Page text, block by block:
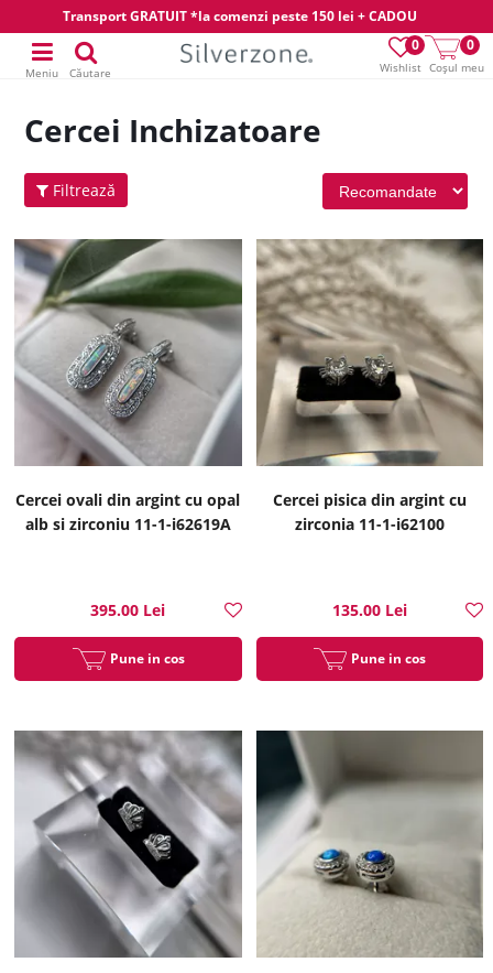
Transport GRATUIT *la comenzi peste 150 lei + CADOU
Wishlist
0
Coșul meu
0
Meniu Căutare
Cercei Inchizatoare
Filtrează
Cercei ovali din argint cu opal
alb si zirconiu 11-1-i62619A
395.00 Lei
Pune in cos
Cercei pisica din argint cu
zirconia 11-1-i62100
135.00 Lei
Pune in cos